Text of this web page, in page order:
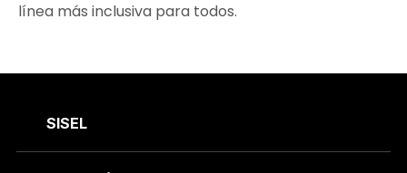
línea más inclusiva para todos.
SISEL